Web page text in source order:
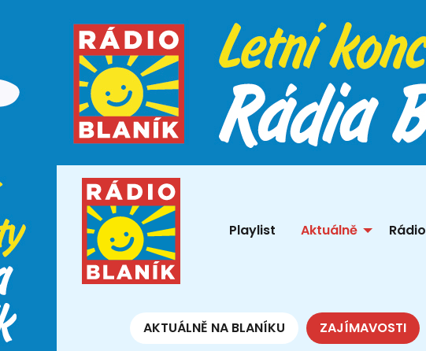
Playlist Aktuálně Rádio
AKTUÁLNĚ NA BLANÍKU ZAJÍMAVOSTI